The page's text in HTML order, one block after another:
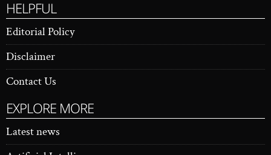
HELPFUL
Editorial Policy
Disclaimer
Contact Us
EXPLORE MORE
Latest news